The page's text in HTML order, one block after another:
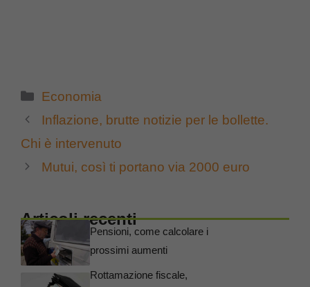
Categorie
Economia
Inflazione, brutte notizie per le bollette.
Chi è intervenuto
Mutui, così ti portano via 2000 euro
Articoli recenti
Pensioni, come calcolare i
prossimi aumenti
Rottamazione fiscale,